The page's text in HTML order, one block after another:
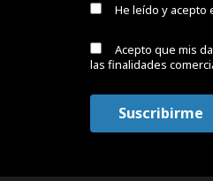
He leído y acepto
Acepto que mis
las finalidades